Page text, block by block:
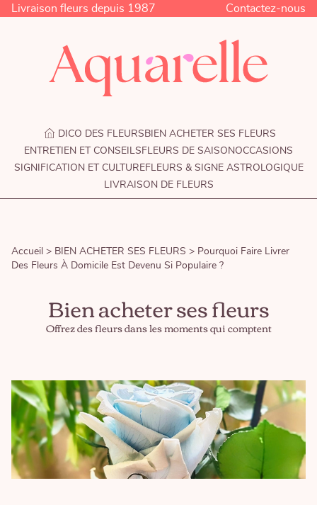
Livraison fleurs depuis 1987 Contactez-nous
DICO DES FLEURS BIEN ACHETER SES FLEURS
ENTRETIEN ET CONSEILS FLEURS DE SAISON OCCASIONS
SIGNIFICATION ET CULTUREFLEURS & SIGNE ASTROLOGIQUE
LIVRAISON DE FLEURS
Accueil > BIEN ACHETER SES FLEURS > Pourquoi Faire Livrer
Des Fleurs À Domicile Est Devenu Si Populaire ?
Bien acheter ses fleurs
Offrez des fleurs dans les moments qui comptent